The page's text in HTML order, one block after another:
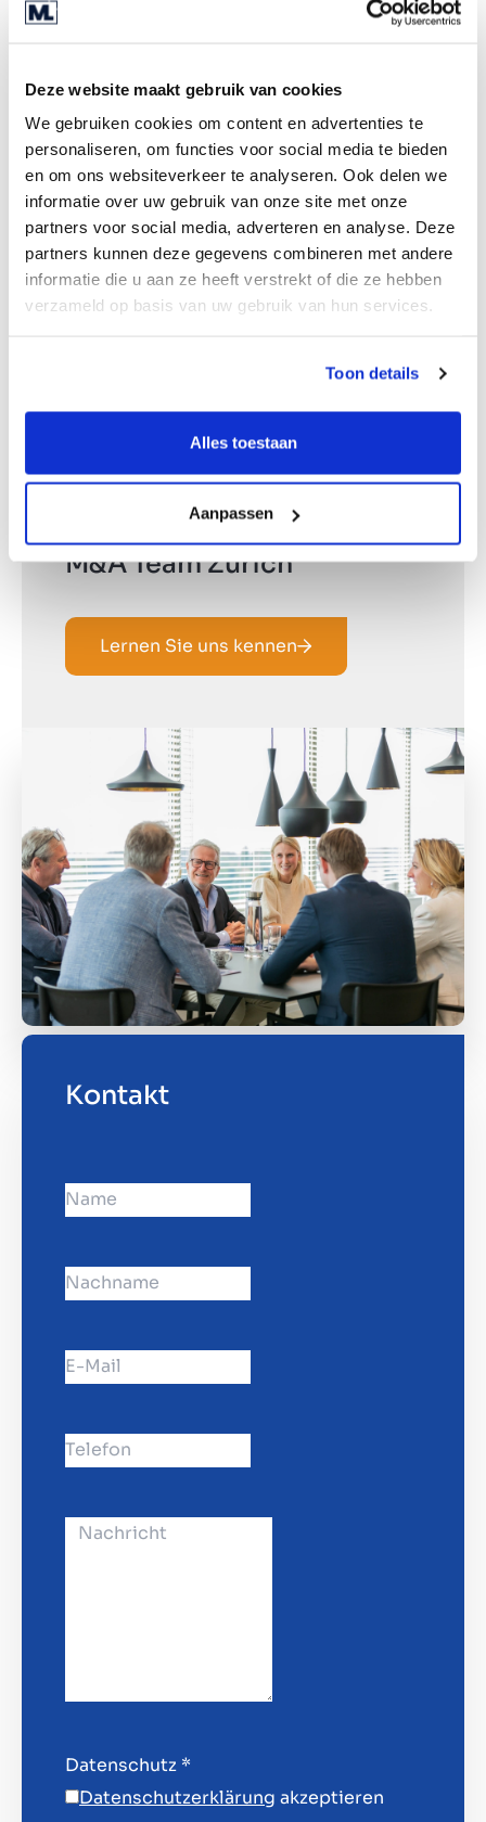
Deze website maakt gebruik van cookies
We gebruiken cookies om content en advertenties te
personaliseren, om functies voor social media te bieden
en om ons websiteverkeer te analyseren. Ook delen we
informatie over uw gebruik van onze site met onze
partners voor social media, adverteren en analyse. Deze
partners kunnen deze gegevens combineren met andere
informatie die u aan ze heeft verstrekt of die ze hebben
verzameld op basis van uw gebruik van hun services.
Toon details
Alles toestaan
Aanpassen
kombiniert clevere Datennutzung mit den
Netzwerks, um die besten Deals für Kunden und
Kundinnen zu realisieren.
Vernetzt mit starken Partnern
M&A Team Zürich
Lernen Sie uns kennen
Kontakt
Datenschutz *
Datenschutzerklärung akzeptieren